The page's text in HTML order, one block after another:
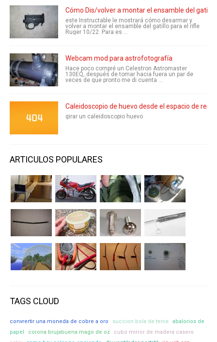
Cómo Dis/volver a montar el ensamble del gatillo
este Instructable le mostrará cómo desarmar y
volver a montar el ensamble del gatillo para el rifle
Ruger 10/22. Para es ...
Webcam mod para astrofotografía
Hace poco compré un Celestron Astromaster
130EQ, después de tomar hacia fuera un par de
veces de que pronto me di cuenta ...
Caleidoscopio de huevo desde el espacio de
girar un caleidoscopio huevo
ARTICULOS POPULARES
TAGS CLOUD
convrertir una moneda de cobre a oro succion bola de tenis
abalorios de
papel
corona brujabuena mago de oz
cubo mirror de madera casero